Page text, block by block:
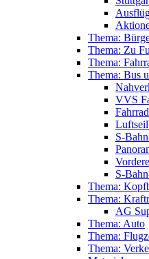
Thema:
Thema: Zu
Thema:
Thema: Bus
VVS
S-
S-
Thema:
Thema:
AG
Thema: Auto
Thema:
Thema: